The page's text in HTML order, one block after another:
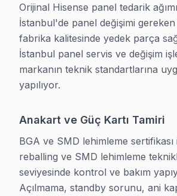
İstanbul teknisyenlerimiz sık
İstanbul Hisense Yazılım
İstanbul'de modern Hisense
• İşletim sistemi yenileme ve
• Uygulama mağazası sorun
• Ağ ve bağlantı yapılandırması
• Kullanıcı hesabı senkronizasyonu
İstanbul'de Hisense TV'nizin
Orijinal Hisense panel tedarik
İstanbul'de panel değişimi
fabrika kalitesinde yedek parça
İstanbul panel servis ve değişim
markanın teknik standartlarına
yapılıyor.
Anakart ve Güç Kartı Tamiri
BGA ve SMD lehimleme sertifikası
reballing ve SMD lehimleme
seviyesinde kontrol ve bakım
Açılmama, standby sorunu, ani